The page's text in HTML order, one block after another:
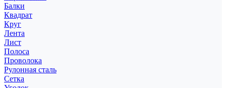
Балки
Квадрат
Круг
Лента
Лист
Полоса
Проволока
Рулонная сталь
Сетка